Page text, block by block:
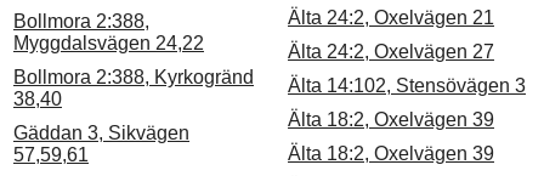
Bollmora 2:388,
Myggdalsvägen 24,22
Bollmora 2:388, Kyrkogränd
38,40
Gäddan 3, Sikvägen
57,59,61
Älta 24:2, Oxelvägen 21
Älta 24:2, Oxelvägen 27
Älta 14:102, Stensövägen 3
Älta 18:2, Oxelvägen 39
Älta 18:2, Oxelvägen 39